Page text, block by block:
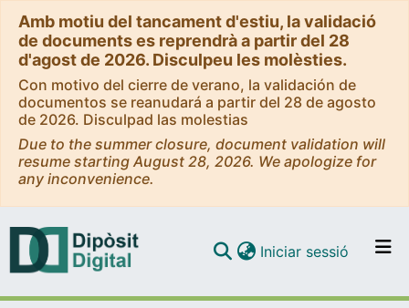
Amb motiu del tancament d'estiu, la validació
de documents es reprendrà a partir del 28
d'agost de 2026. Disculpeu les molèsties.
Con motivo del cierre de verano, la validación de
documentos se reanudará a partir del 28 de agosto
de 2026. Disculpad las molestias
Due to the summer closure, document validation will
resume starting August 28, 2026. We apologize for
any inconvenience.
Iniciar sessió (current)